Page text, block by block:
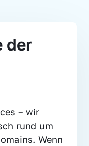
der
– wir
rund um
Wenn